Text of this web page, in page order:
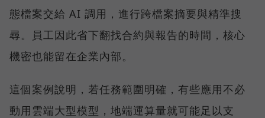
態檔案交給 AI 調用，進行跨檔案摘要與精準搜
尋。員工因此省下翻找合約與報告的時間，核心
機密也能留在企業內部。
這個案例說明，若任務範圍明確，有些應用不必
動用雲端大型模型，地端運算量就可能足以支